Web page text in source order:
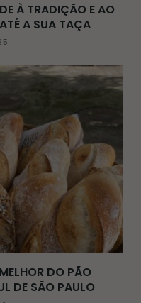
À TRADIÇÃO E AO
A SUA TAÇA
DO PÃO
DE SÃO PAULO